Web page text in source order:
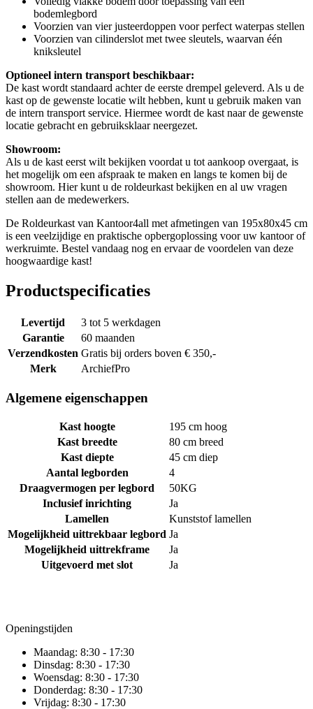
bodemlegbord
Voorzien van vier justeerdoppen voor perfect waterpas stellen
Voorzien van cilinderslot met twee sleutels, waarvan één
kniksleutel
Optioneel intern transport beschikbaar:
De kast wordt standaard achter de eerste drempel geleverd. Als u de
kast op de gewenste locatie wilt hebben, kunt u gebruik maken van
de intern transport service. Hiermee wordt de kast naar de gewenste
locatie gebracht en gebruiksklaar neergezet.
Showroom:
Als u de kast eerst wilt bekijken voordat u tot aankoop overgaat, is
het mogelijk om een afspraak te maken en langs te komen bij de
showroom. Hier kunt u de roldeurkast bekijken en al uw vragen
stellen aan de medewerkers.
De Roldeurkast van Kantoor4all met afmetingen van 195x80x45 cm
is een veelzijdige en praktische opbergoplossing voor uw kantoor of
werkruimte. Bestel vandaag nog en ervaar de voordelen van deze
hoogwaardige kast!
Productspecificaties
Levertijd
3 tot 5 werkdagen
Garantie
60 maanden
Verzendkosten Gratis bij orders boven € 350,-
Merk
ArchiefPro
Algemene eigenschappen
Kast hoogte
195 cm hoog
Kast breedte
80 cm breed
Kast diepte
45 cm diep
Aantal legborden
4
Draagvermogen per legbord
50KG
Inclusief inrichting
Ja
Lamellen
Kunststof lamellen
Mogelijkheid uittrekbaar legbord Ja
Mogelijkheid uittrekframe
Ja
Uitgevoerd met slot
Ja
Openingstijden
Maandag: 8:30 - 17:30
Dinsdag: 8:30 - 17:30
Woensdag: 8:30 - 17:30
Donderdag: 8:30 - 17:30
Vrijdag: 8:30 - 17:30